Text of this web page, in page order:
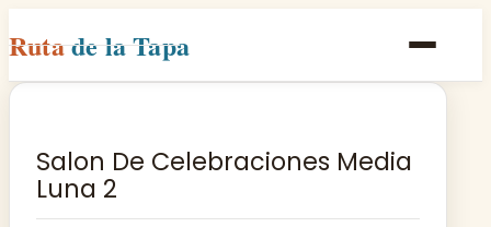
Rutade la Tapa
Inicio
Rutas
Salon De Celebraciones Media
Luna 2